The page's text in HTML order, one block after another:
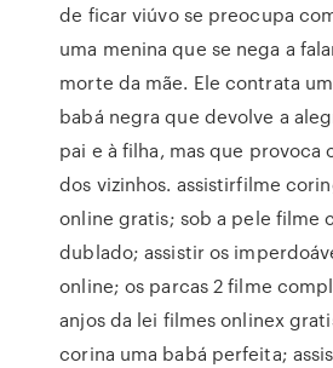
de ficar viúvo se preocupa
uma menina que se nega a
morte da mãe. Ele contrata
babá negra que devolve a
pai e à filha, mas que
dos vizinhos. assistirfilme
online gratis; sob a pele filme
dublado; assistir os
online; os parcas 2 filme
anjos da lei filmes onlinex
corina uma babá perfeita;